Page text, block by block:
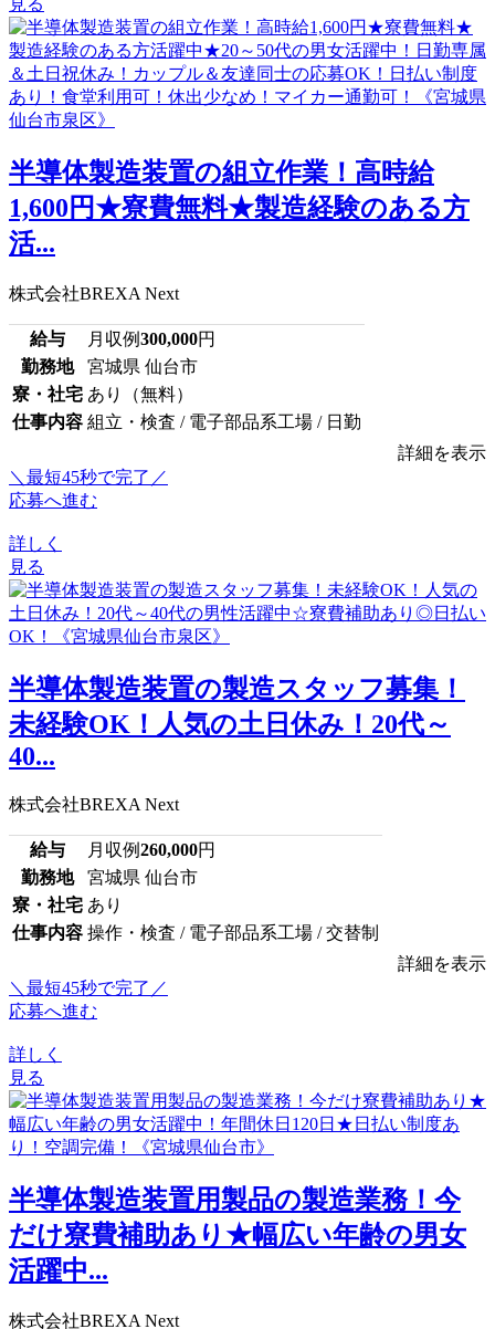
見る
半導体製造装置の組立作業！高時給
1,600円★寮費無料★製造経験のある方
活...
株式会社BREXA Next
給与 月収例300,000円
勤務地
宮城県 仙台市
寮・社宅 あり（無料）
仕事内容 組立・検査 / 電子部品系工場 / 日勤
詳細を表示
＼最短45秒で完了／
応募へ進む
詳しく
見る
半導体製造装置の製造スタッフ募集！
未経験OK！人気の土日休み！20代～
40...
株式会社BREXA Next
給与 月収例260,000円
勤務地
宮城県 仙台市
寮・社宅 あり
仕事内容 操作・検査 / 電子部品系工場 / 交替制
詳細を表示
＼最短45秒で完了／
応募へ進む
詳しく
見る
半導体製造装置用製品の製造業務！今
だけ寮費補助あり★幅広い年齢の男女
活躍中...
株式会社BREXA Next